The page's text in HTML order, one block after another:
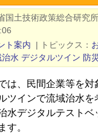
国土技術政策総合研究所
ト案内 | トピックス
水 デジタルツイン 防災
は、民間企業等を対
ツインで流域治水を
水デジタルテスト
す。